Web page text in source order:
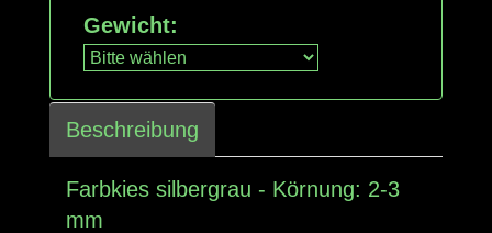
Gewicht:
Beschreibung
Farbkies silbergrau - Körnung: 2-3
mm